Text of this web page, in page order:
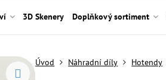
3D Skenery Doplňkový sortiment
Úvod Náhradní díly Hotendy